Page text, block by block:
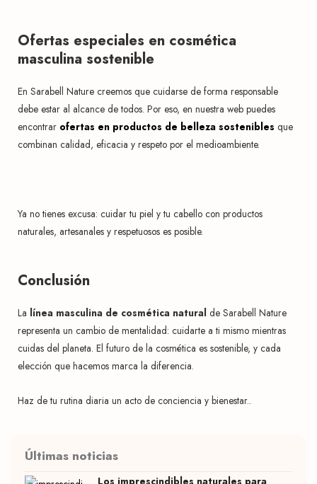
Ofertas especiales en cosmética
masculina sostenible
En Sarabell Nature creemos que cuidarse de forma responsable
debe estar al alcance de todos. Por eso, en nuestra web puedes
encontrar ofertas en productos de belleza sostenibles que
combinan calidad, eficacia y respeto por el medioambiente.
Ya no tienes excusa: cuidar tu piel y tu cabello con productos
naturales, artesanales y respetuosos es posible.
Conclusión
La línea masculina de cosmética natural de Sarabell Nature
representa un cambio de mentalidad: cuidarte a ti mismo mientras
cuidas del planeta. El futuro de la cosmética es sostenible, y cada
elección que hacemos marca la diferencia.
Haz de tu rutina diaria un acto de conciencia y bienestar..
Últimas noticias
Los imprescindibles naturales para